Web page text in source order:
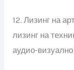
12. Лизинг на
лизинг на
аудио-